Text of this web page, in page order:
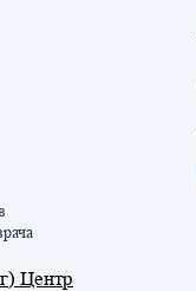
Центр